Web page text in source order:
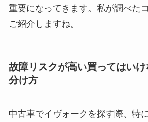
重要になってきます。私が調べた
ご紹介しますね。
故障リスクが高い買ってはい
分け方
中古車でイヴォークを探す際、特